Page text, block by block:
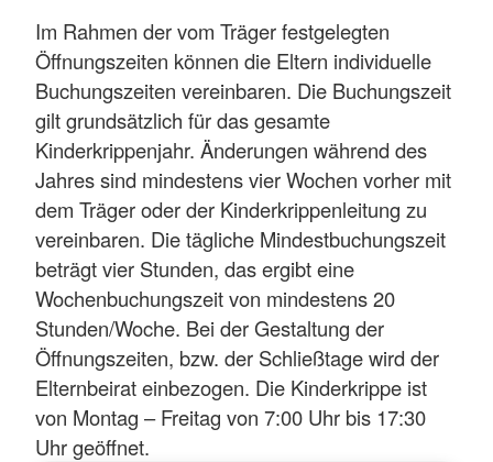
Im Rahmen der vom Träger festgelegten
Öffnungszeiten können die Eltern individuelle
Buchungszeiten vereinbaren. Die Buchungszeit
gilt grundsätzlich für das gesamte
Kinderkrippenjahr. Änderungen während des
Jahres sind mindestens vier Wochen vorher mit
dem Träger oder der Kinderkrippenleitung zu
vereinbaren. Die tägliche Mindestbuchungszeit
beträgt vier Stunden, das ergibt eine
Wochenbuchungszeit von mindestens 20
Stunden/Woche. Bei der Gestaltung der
Öffnungszeiten, bzw. der Schließtage wird der
Elternbeirat einbezogen. Die Kinderkrippe ist
von Montag – Freitag von 7:00 Uhr bis 17:30
Uhr geöffnet.